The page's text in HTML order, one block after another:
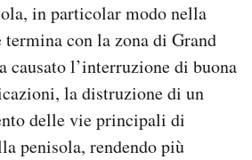
in particolar modo nella
termina con la zona di Grand
causato l’interruzione di buona
la distruzione di un
delle vie principali di
penisola, rendendo più